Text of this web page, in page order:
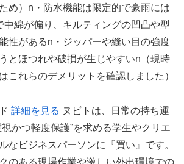
め）n・防水機能は限定的で豪雨には
中綿が偏り、キルティングの凹凸や型
性があるn・ジッパーや縫い目の強度
とほつれや破損が生じやすいn（現時
これらのデメリットを確認しました）
詳細を見る ヌビトは、日常の持ち運
かつ軽度保護”を求める学生やクリエ
なビジネスパーソンに『買い』です。